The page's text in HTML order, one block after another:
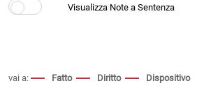
vai a: Fatto Diritto
Dispositivo